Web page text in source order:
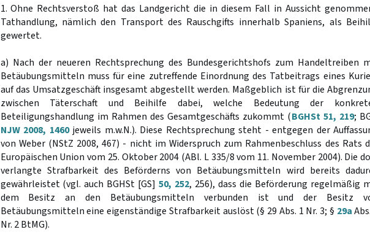
1. Ohne Rechtsverstoß hat das Landgericht die in diesem Fall in Aussicht
Tathandlung, nämlich den Transport des Rauschgifts innerhalb Spaniens, als
gewertet.
a) Nach der neueren Rechtsprechung des Bundesgerichtshofs zum Handeltreiben
Betäubungsmitteln muss für eine zutreffende Einordnung des Tatbeitrags eines
auf das Umsatzgeschäft insgesamt abgestellt werden. Maßgeblich ist für die
zwischen Täterschaft und Beihilfe dabei, welche Bedeutung der
Beteiligungshandlung im Rahmen des Gesamtgeschäfts zukommt (BGHSt 51, 219;
NJW 2008, 1460jeweils m.w.N.). Diese Rechtsprechung steht - entgegen der
von Weber (NStZ 2008, 467) - nicht im Widerspruch zum Rahmenbeschluss des Rats
Europäischen Union vom 25. Oktober 2004 (ABl. L 335/8 vom 11. November 2004). Die
verlangte Strafbarkeit des Beförderns von Betäubungsmitteln wird bereits
gewährleistet (vgl. auch BGHSt [GS]50, 252, 256), dass die Beförderung regelmäßig
dem Besitz an den Betäubungsmitteln verbunden ist und der Besitz
Betäubungsmitteln eine eigenständige Strafbarkeit auslöst (§ 29 Abs. 1 Nr. 3; § 29a
Nr. 2 BtMG).